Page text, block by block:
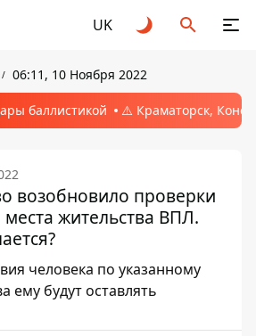
UK
06:11, 10 Ноября 2022
баллистикой ⚠️ Краматорск,
возобновило проверки
места жительства ВПЛ.
человека по указанному
ему будут оставлять